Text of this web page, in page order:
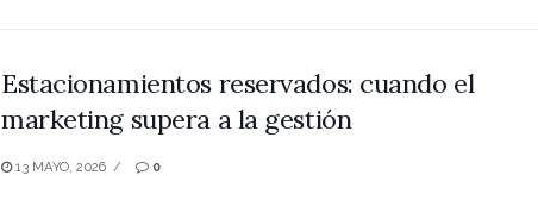
Estacionamientos reservados: cuando el
marketing supera a la gestión
13 MAYO, 2026 0